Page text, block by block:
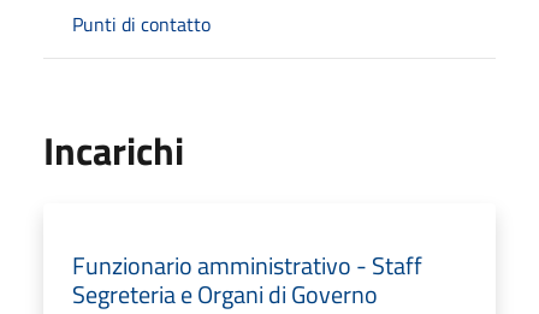
Punti di contatto
Incarichi
Funzionario amministrativo - Staff
Segreteria e Organi di Governo